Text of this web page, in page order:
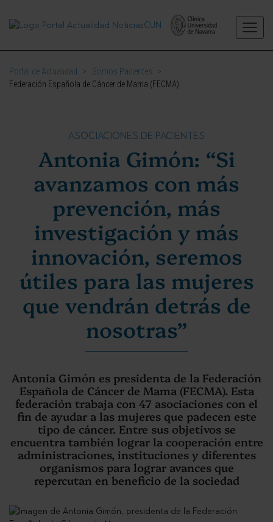
Portal de Actualidad > Somos Pacientes
>
Federación Española de Cáncer de Mama (FECMA)
ASOCIACIONES DE PACIENTES
Antonia Gimón: “Si
avanzamos con más
prevención, más
investigación y más
innovación, seremos
útiles para las mujeres
que vendrán detrás de
nosotras”
Antonia Gimón es presidenta de la Federación
Española de Cáncer de Mama (FECMA). Esta
federación trabaja con 47 asociaciones con el
fin de ayudar a las mujeres que padecen este
tipo de cáncer. Entre sus objetivos se
encuentra también lograr la cooperación entre
administraciones, instituciones y diferentes
organismos para lograr avances que
repercutan en beneficio de la sociedad